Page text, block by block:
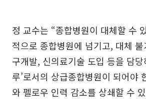
정 교수는 “종합병원이 대체할 수
적으로 종합병원에 넘기고, 대체
구개발, 신의료기술 도입 등을 담당
루’로서의 상급종합병원이 되어야
와 펠로우 인력 감소를 상쇄할 수